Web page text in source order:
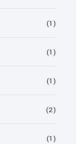
(1)
(1)
(1)
(2)
(1)